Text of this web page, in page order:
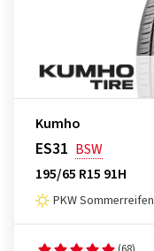
Kumho
ES31 BSW
195/65 R15 91H
PKW Sommerreifen